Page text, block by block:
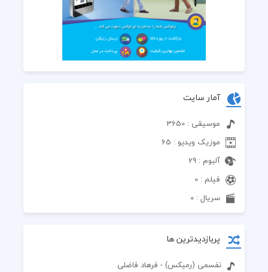
آمار سایت
موسیقی : 3650
موزیک ویدیو : 65
آلبوم : 29
فیلم : 0
سریال : 0
پربازدیدترین ها
نفسمی (رمیکس) - فرهاد فاضلی